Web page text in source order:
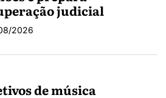
judicial
2026
de música